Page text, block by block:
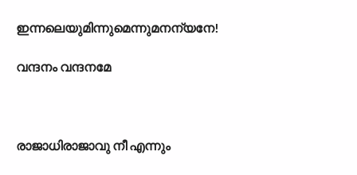
ഇന്നലെയുമിന്നുമെന്നുമനന്യനേ!
വന്ദനം വന്ദനമേ
രാജാധിരാജാവു നീ എന്നും